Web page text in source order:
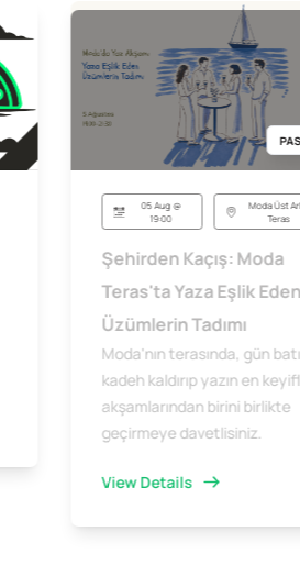
05 Aug @
19:00
Moda Üst
Teras
Şehirden Kaçış: Moda
Teras'ta Yaza Eşlik Eden
Üzümlerin Tadımı
Moda'nın terasında, gün
kadeh kaldırıp yazın en
akşamlarından birini birlikte
geçirmeye davetlisiniz.
View Details